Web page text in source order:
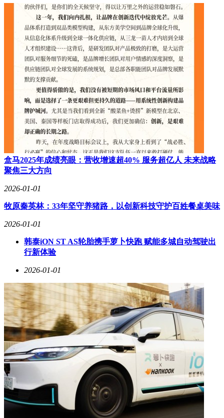
量子传感器，科学家可以构建前所未有的测量网络，用于监测
地壳的微小运动或探测暗物质的踪迹。这些应用在传统技术框
架下几乎无法实现。然而，尽管前景广阔，量子互联网的完全
实现仍面临诸多挑战。目前，量子连接的距离仍然有限，普渡
大学的技术虽然在实验室环境中表现出色，但在真实世界中的
稳定性还需进一步验证。量子中继器的研发仍在进行中——这
种设备类似于量子世界的“信号放大器”，对于扩展量子网络的
覆盖范围至关重要。
另一个挑战是标准化问题。目前全球有十几种不同的量子计算
平台，它们使用不同的物理系统实现量子比特，类似于互联网
早期互不兼容的网络协议。建立统一的量子通信协议将是一个
漫长而复杂的过程。尽管如此，普渡大学的突破无疑加速了量
子互联网的到来。研究团队表示，他们的下一个目标是在校园
内建立一个小型量子网络测试平台，连接多个实验室的量子设
备，为更大规模的部署提供数据支持。
在这个网络中，信息传递不再是简单的比特流动，而是量子态
的共享和转移。这可能会催生出目前难以想象的新应用，就像
30年前的人们无法预见移动互联网会如何深刻改变生活。当被
问及这项技术何时能走向实用化时，研究团队给出了谨慎乐观
至15年后，跨洲量子链接可能成为现实。他们特别强调，与量
子计算机不同，量子网络的部分组件和技术已经相对成熟，可
得量子互联网的发展路径可能会比量子计算机更加平缓而持
续。
从阿帕网到今天的互联网，连接方式的革命总是引领着社会变
革。如今，量子互连技术的突破正在为我们打开一扇通往下一
个连接时代的大门。
盒马2025年成绩亮眼：营收增速超40% 服务超亿人 未来战略
聚焦三大方向
2026-01-01
牧原秦英林：33年坚守养猪路，以创新科技守护百姓餐桌美味
2026-01-01
韩泰iON ST AS轮胎携手萝卜快跑 赋能多城自动驾驶出
行新体验
2026-01-01